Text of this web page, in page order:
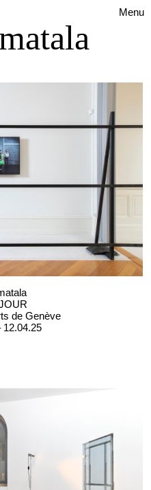
Menu
de Genève
12.04.25